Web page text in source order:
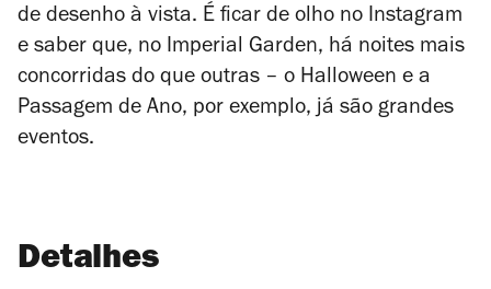
de desenho à vista. É ficar de olho no Instagram
e saber que, no Imperial Garden, há noites mais
concorridas do que outras – o Halloween e a
Passagem de Ano, por exemplo, já são grandes
eventos.
Detalhes